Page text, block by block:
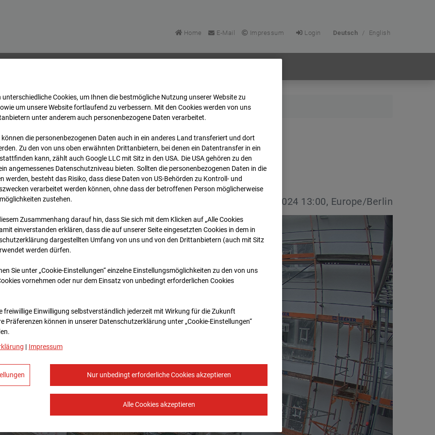
Home E-Mail Impressum Login Deutsch / English
Heddesheim Archiv 2024 08 01 13:00
Heddesheim
01.08.2024 13:00, Europe/Berlin
unterschiedliche Cookies, um Ihnen die best­mögliche Nutzung unserer Website zu
um unsere Website fortlaufend zu verbessern. Mit den Cookies werden von uns
unter anderem auch personenbezogene Daten verarbeitet.
können die personenbezogenen Daten auch in ein anderes Land transferiert und dort
Zu den von uns oben erwähnten Drittanbietern, bei denen ein Datentransfer in ein
kann, zählt auch Google LLC mit Sitz in den USA. Die USA gehören zu den
angemessenes Datenschutzniveau bieten. Sollten die personenbezogenen Daten in die
werden, besteht das Risiko, dass diese Daten von US-Behörden zu Kontroll- und
verarbeitet werden können, ohne dass der betroffenen Person möglicherweise
zustehen.
Zusammenhang darauf hin, dass Sie sich mit dem Klicken auf „Alle Cookies
ein­ver­standen erklären, dass die auf unserer Seite eingesetzten Cookies in dem in
dargestellten Umfang von uns und von den Drittanbietern (auch mit Sitz
werden dürfen.
Sie unter „Cookie-Einstellungen“ einzelne Einstellungsmöglichkeiten zu den von uns
vornehmen oder nur dem Einsatz von unbedingt erforderlichen Cookies
freiwillige Einwilligung selbstverständlich jederzeit mit Wirkung für die Zukunft
Prä­fe­renzen können in unserer Datenschutzerklärung unter „Cookie-Einstellungen“
| Impressum
Nur unbedingt erforderliche Cookies akzeptieren
Alle Cookies akzeptieren